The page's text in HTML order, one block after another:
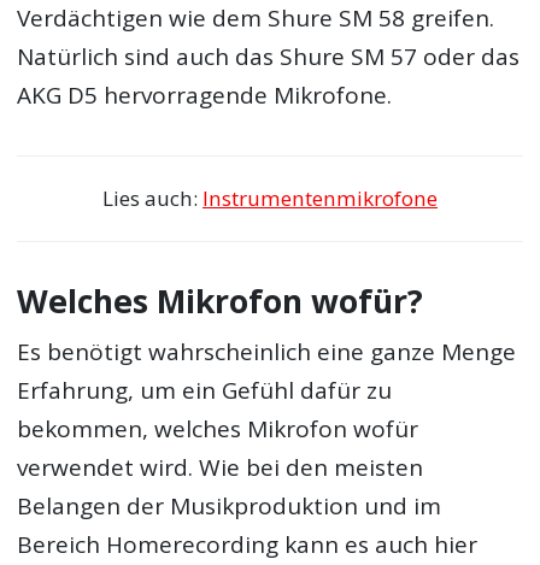
Verdächtigen wie dem Shure SM 58 greifen.
Natürlich sind auch das Shure SM 57 oder das
AKG D5 hervorragende Mikrofone.
Lies auch: Instrumentenmikrofone
Welches Mikrofon wofür?
Es benötigt wahrscheinlich eine ganze Menge
Erfahrung, um ein Gefühl dafür zu
bekommen, welches Mikrofon wofür
verwendet wird. Wie bei den meisten
Belangen der Musikproduktion und im
Bereich Homerecording kann es auch hier